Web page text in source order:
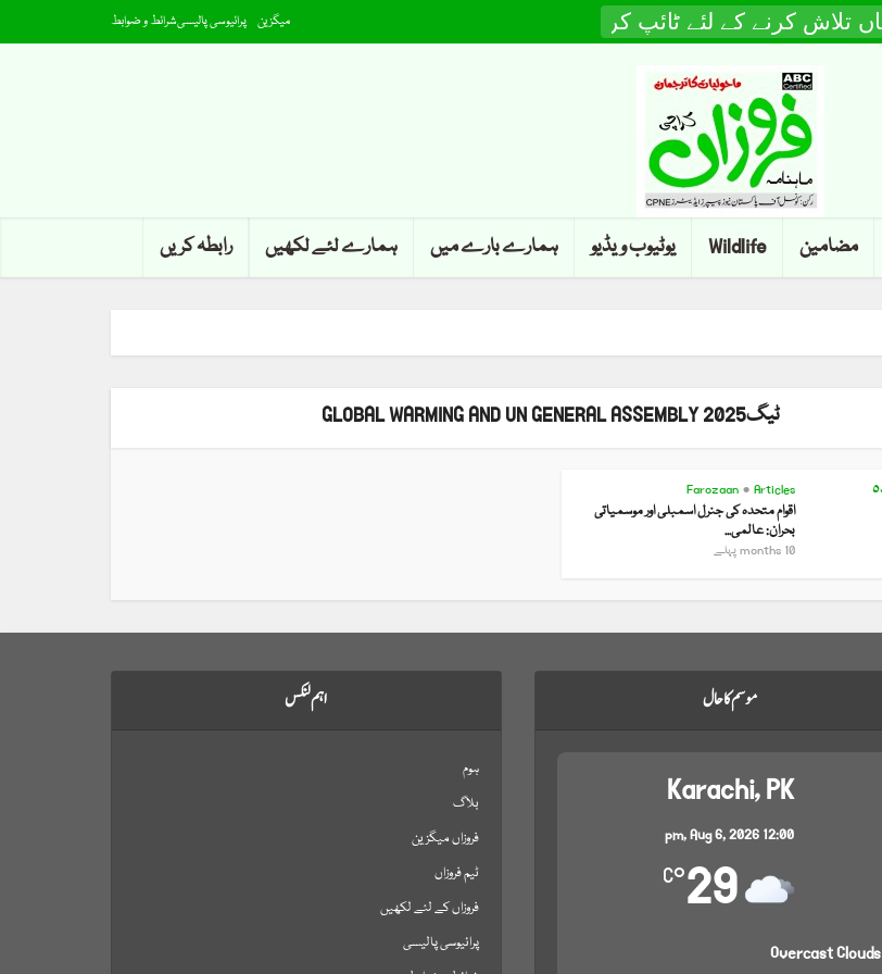
میگزین پرائیوسی پالیسیشرائط و ضوابط
مضامین Wildlife یوٹیوب ویڈیو ہمارے بارے میں ہمارے لئے لکھیں رابطہ کریں
ٹیگGLOBAL WARMING AND UN GENERAL ASSEMBLY 2025
Articles
•
Farozaan
اقوام متحدہ کی جنرل اسمبلی اور موسمیاتی
بحران: عالمی...
10 months پہلے
اہم لنکس
ہوم
بلاگ
فروزاں میگزین
ٹیم فروزاں
فروزاں کے لئے لکھیں
پرائیوسی پالیسی
موسم کا حال
Karachi, PK
12:00 pm,
Aug 6, 2026
29
°C
Overcast Clouds